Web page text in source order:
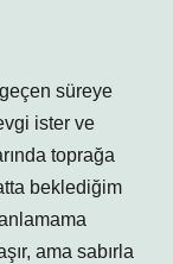
süreye
ister ve
toprağa
beklediğim
ama sabırla